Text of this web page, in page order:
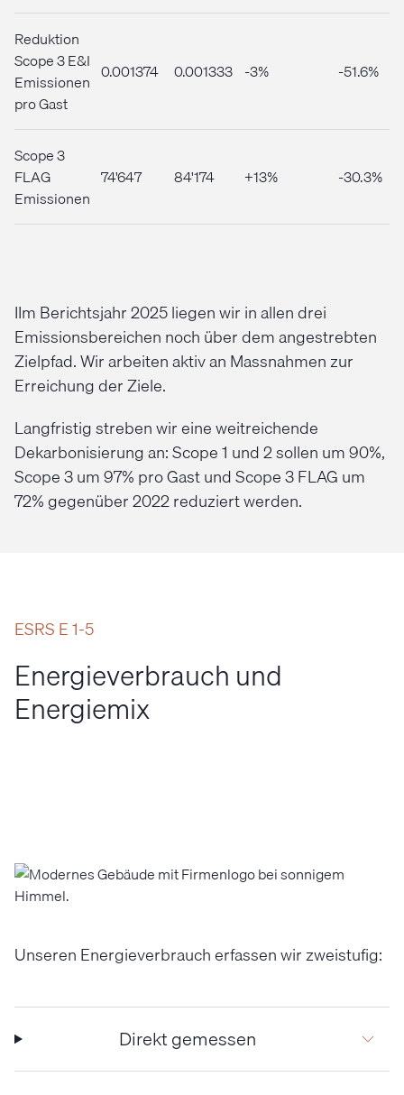
Reduktion
Scope 3 E&I
Emissionen
pro Gast
0.001374 0.001333 -3% -51.6%
Scope 3
FLAG
Emissionen
74'647 84'174 +13% -30.3%
IIm Berichtsjahr 2025 liegen wir in allen drei
Emissionsbereichen noch über dem angestrebten
Zielpfad. Wir arbeiten aktiv an Massnahmen zur
Erreichung der Ziele.
Langfristig streben wir eine weitreichende
Dekarbonisierung an: Scope 1 und 2 sollen um 90%,
Scope 3 um 97% pro Gast und Scope 3 FLAG um
72% gegenüber 2022 reduziert werden.
ESRS E 1-5
Energieverbrauch und
Energiemix
Unseren Energieverbrauch erfassen wir zweistufig:
Direkt gemessen